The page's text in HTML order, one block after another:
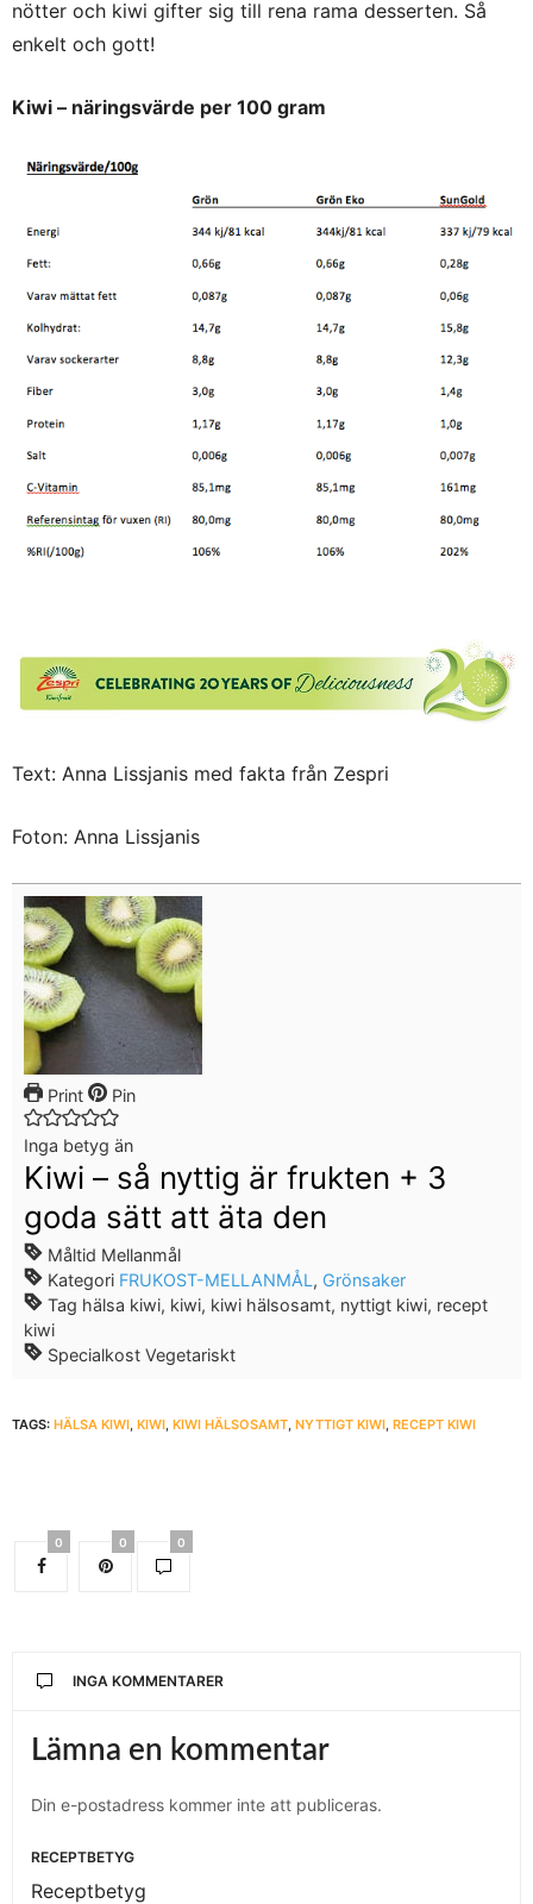
nötter och kiwi gifter sig till rena rama desserten. Så
enkelt och gott!
Kiwi – näringsvärde per 100 gram
Text: Anna Lissjanis med fakta från Zespri
Foton: Anna Lissjanis
Print Pin
Inga betyg än
Kiwi – så nyttig är frukten + 3
goda sätt att äta den
Måltid Mellanmål
Kategori FRUKOST-MELLANMÅL , Grönsaker
Tag hälsa kiwi, kiwi, kiwi hälsosamt, nyttigt kiwi, recept
kiwi
Specialkost Vegetariskt
TAGS: HÄLSA KIWI KIWI KIWI HÄLSOSAMT NYTTIGT KIWI RECEPT KIWI
0 0 0
INGA KOMMENTARER
Lämna en kommentar
Din e-postadress kommer inte att publiceras.
RECEPTBETYG
Receptbetyg